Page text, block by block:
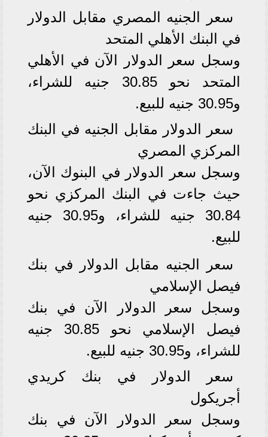
سعر الجنيه المصري مقابل الدولار
في البنك الأهلي المتحد
وسجل سعر الدولار الآن في الأهلي
المتحد نحو 30.85 جنيه للشراء،
و30.95 جنيه للبيع.
سعر الدولار مقابل الجنيه في البنك
المركزي المصري
وسجل سعر الدولار في البنوك الآن،
حيث جاءت في البنك المركزي نحو
30.84 جنيه للشراء، و30.95 جنيه
للبيع.
سعر الجنيه مقابل الدولار في بنك
فيصل الإسلامي
وسجل سعر الدولار الآن في بنك
فيصل الإسلامي نحو 30.85 جنيه
للشراء، و30.95 جنيه للبيع.
سعر الدولار في بنك كريدي
أجريكول
وسجل سعر الدولار الآن في بنك